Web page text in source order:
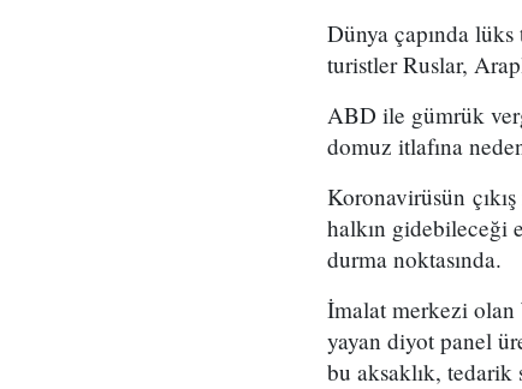
Dünya çapında
turistler Ruslar,
ABD ile gümrük
domuz itlafına
Koronavirüsün
halkın gidebileceği
durma noktasında.
İmalat merkezi olan
yayan diyot panel
bu aksaklık, tedarik